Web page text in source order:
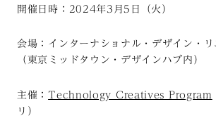
開催日時：2024年3月5日（火）
会場：インターナショナル・デザイン・
（東京ミッドタウン・デザインハブ内）
主催：Technology Creatives Program
リ）